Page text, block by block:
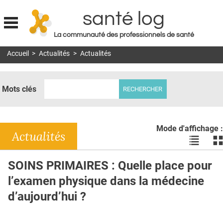
Jump to navigation
santé log
La communauté des professionnels de santé
MON COMPTE
DOSSIERS
RÉSEAUX
E-REVUE SAD
Accueil > Actualités > Actualités
Mots clés
Mode d'affichage :
Voir
les
en
liste
les
Actualités
SOINS PRIMAIRES : Quelle place pour
l’examen physique dans la médecine
d’aujourd’hui ?